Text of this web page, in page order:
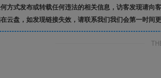
方式发布或转载任何违法的相关信息，访客发现请向
云盘，如发现链接失效，请联系我们我们会第一时间更